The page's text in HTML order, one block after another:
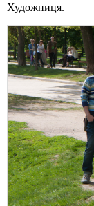
Художниця.